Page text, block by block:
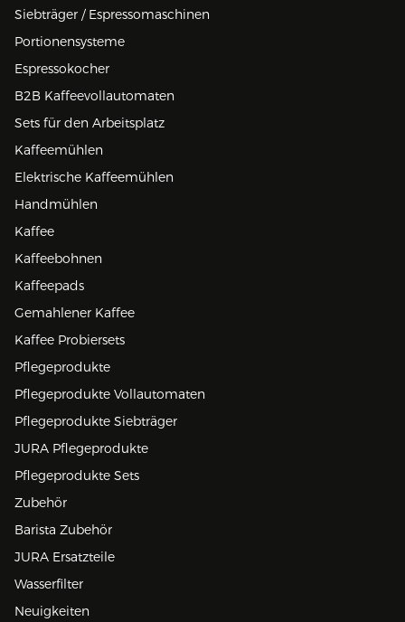
Siebträger / Espressomaschinen
Portionensysteme
Espressokocher
B2B Kaffeevollautomaten
Sets für den Arbeitsplatz
Kaffeemühlen
Elektrische Kaffeemühlen
Handmühlen
Kaffee
Kaffeebohnen
Kaffeepads
Gemahlener Kaffee
Kaffee Probiersets
Pflegeprodukte
Pflegeprodukte Vollautomaten
Pflegeprodukte Siebträger
JURA Pflegeprodukte
Pflegeprodukte Sets
Zubehör
Barista Zubehör
JURA Ersatzteile
Wasserfilter
Neuigkeiten